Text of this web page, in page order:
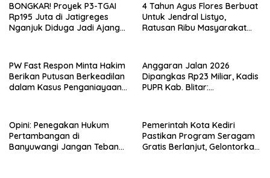
BONGKAR! Proyek P3-TGAI
Rp195 Juta di Jatigreges
Nganjuk Diduga Jadi Ajang
Rontok!
4 Tahun Agus Flores Berbuat
Untuk Jendral Listyo,
Ratusan Ribu Masyarakat
PW Fast Respon Minta Hakim
Berikan Putusan Berkeadilan
dalam Kasus Penganiayaan
Anggaran Jalan 2026
Dipangkas Rp23 Miliar, Kadis
PUPR Kab. Blitar:
Opini: Penegakan Hukum
Pertambangan di
Banyuwangi Jangan Tebang
Pemerintah Kota Kediri
Pastikan Program Seragam
Gratis Berlanjut, Gelontorkan